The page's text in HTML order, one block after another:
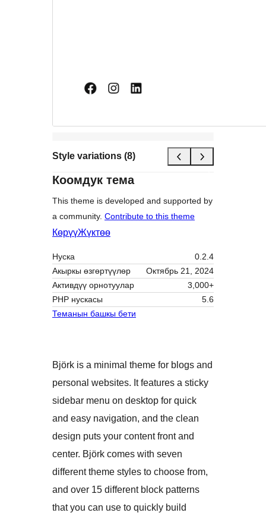
Style variations (8)
Коомдук тема
This theme is developed and supported by
a community. Contribute to this theme
КөрүүЖүктөө
Нуска
0.2.4
Акыркы өзгөртүүлөр
Октябрь 21, 2024
Активдүү орнотуулар
3,000+
PHP нускасы
5.6
Теманын башкы бети
Björk is a minimal theme for blogs and
personal websites. It features a sticky
sidebar menu on desktop for quick
and easy navigation, and the clean
design puts your content front and
center. Björk comes with seven
different theme styles to choose from,
and over 15 different block patterns
that you can use to quickly build